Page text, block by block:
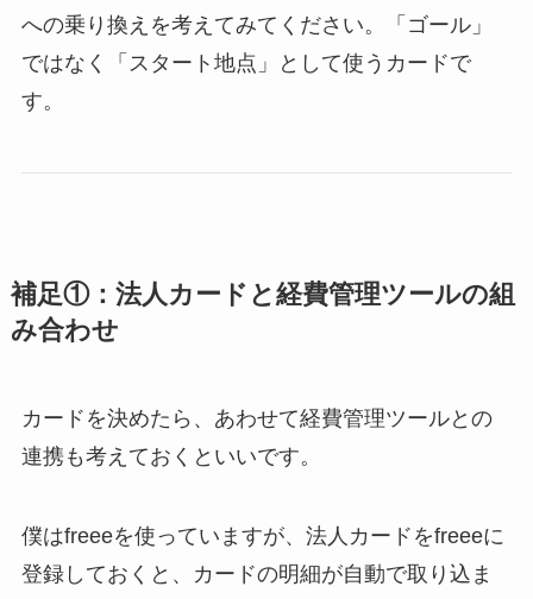
への乗り換えを考えてみてください。「ゴール」
ではなく「スタート地点」として使うカードで
す。
補足①：法人カードと経費管理ツールの組
み合わせ
カードを決めたら、あわせて経費管理ツールとの
連携も考えておくといいです。
僕はfreeeを使っていますが、法人カードをfreeeに
登録しておくと、カードの明細が自動で取り込ま